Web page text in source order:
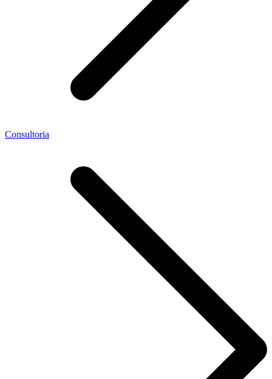
Consultoria